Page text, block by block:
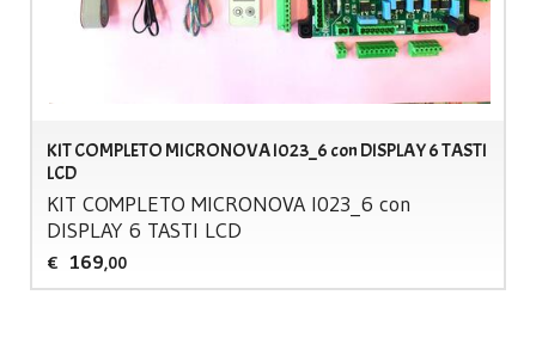
KIT COMPLETO MICRONOVA I023_6 con DISPLAY 6 TASTI
LCD
KIT COMPLETO MICRONOVAI023_6 con
DISPLAY6 TASTI LCD
€ 169,00